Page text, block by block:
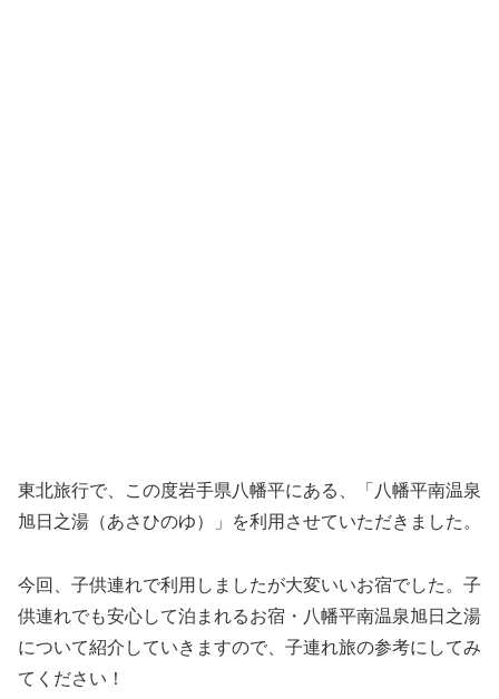
東北旅行で、この度岩手県八幡平にある、「八幡平南温泉
旭日之湯（あさひのゆ）」を利用させていただきました。
今回、子供連れで利用しましたが大変いいお宿でした。子
供連れでも安心して泊まれるお宿・八幡平南温泉旭日之湯
について紹介していきますので、子連れ旅の参考にしてみ
てください！